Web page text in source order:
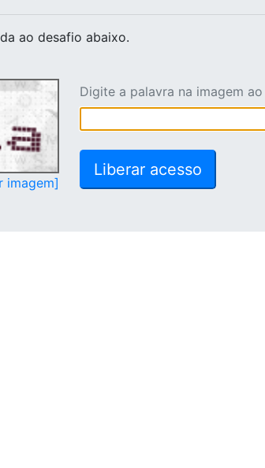
ao desafio abaixo.
imagem]
Digite a palavra na imagem